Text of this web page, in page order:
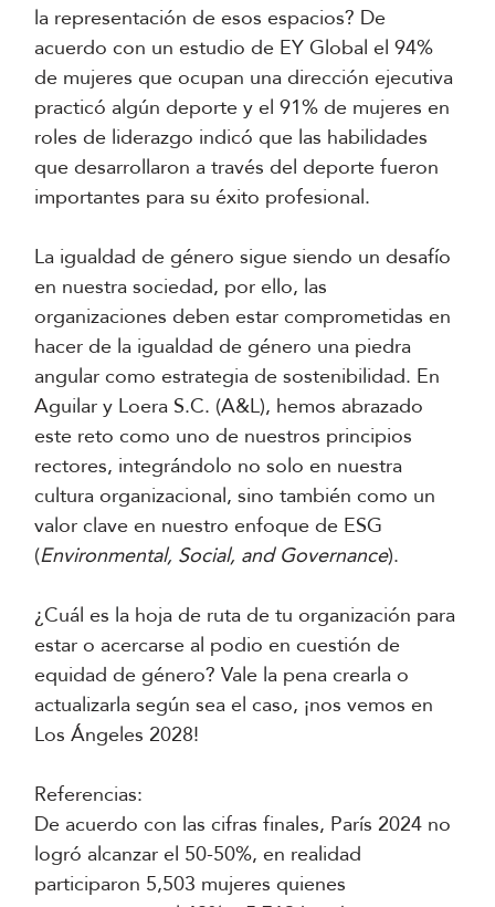
la representación de esos espacios? De
acuerdo con un estudio de EY Global el 94%
de mujeres que ocupan una dirección ejecutiva
practicó algún deporte y el 91% de mujeres en
roles de liderazgo indicó que las habilidades
que desarrollaron a través del deporte fueron
importantes para su éxito profesional.
La igualdad de género sigue siendo un desafío
en nuestra sociedad, por ello, las
organizaciones deben estar comprometidas en
hacer de la igualdad de género una piedra
angular como estrategia de sostenibilidad. En
Aguilar y Loera S.C. (A&L), hemos abrazado
este reto como uno de nuestros principios
rectores, integrándolo no solo en nuestra
cultura organizacional, sino también como un
valor clave en nuestro enfoque de ESG
(Environmental, Social, and Governance).
¿Cuál es la hoja de ruta de tu organización para
estar o acercarse al podio en cuestión de
equidad de género? Vale la pena crearla o
actualizarla según sea el caso, ¡nos vemos en
Los Ángeles 2028!
Referencias:
De acuerdo con las cifras finales, París 2024 no
logró alcanzar el 50-50%, en realidad
participaron 5,503 mujeres quienes